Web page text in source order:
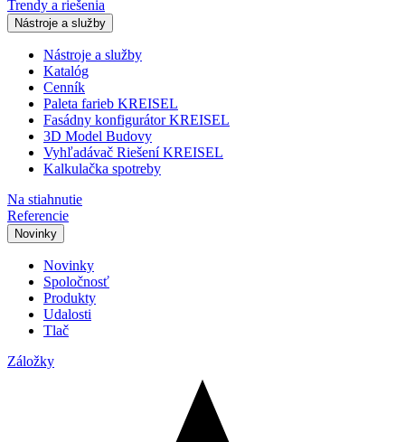
Trendy a riešenia
Nástroje a služby
Nástroje a služby
Katalóg
Cenník
Paleta farieb KREISEL
Fasádny konfigurátor KREISEL
3D Model Budovy
Vyhľadávač Riešení KREISEL
Kalkulačka spotreby
Na stiahnutie
Referencie
Novinky
Novinky
Spoločnosť
Produkty
Udalosti
Tlač
Záložky